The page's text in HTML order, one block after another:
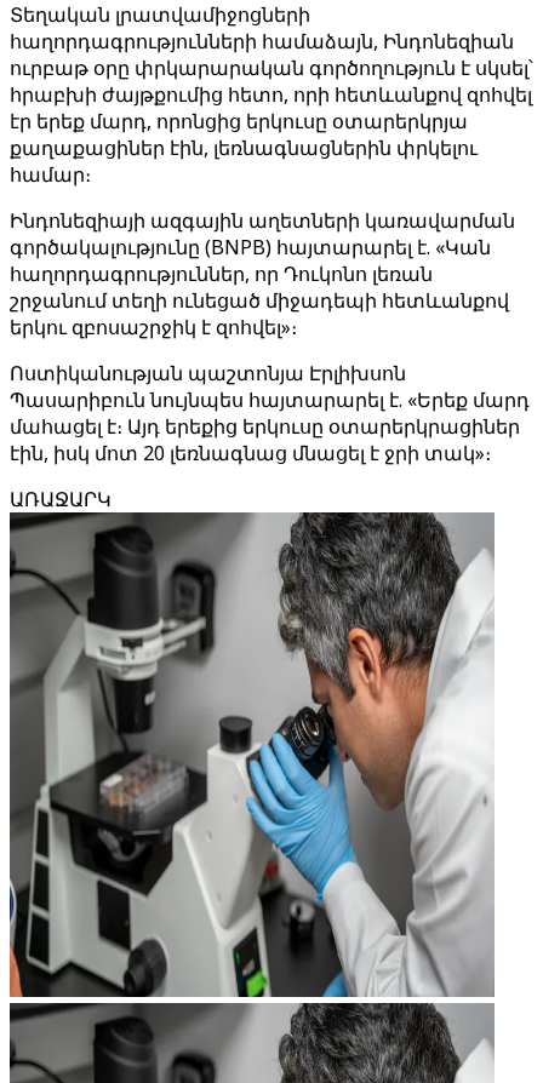
Տեղական լրատվամիջոցների
հաղորդագրությունների համաձայն, Ինդոնեզիան
ուրբաթ օրը փրկարարական գործողություն է սկսել՝
հրաբխի ժայթքումից հետո, որի հետևանքով զոհվել
էր երեք մարդ, որոնցից երկուսը օտարերկրյա
քաղաքացիներ էին, լեռնագնացներին փրկելու
համար։
Ինդոնեզիայի ազգային աղետների կառավարման
գործակալությունը (BNPB) հայտարարել է. «Կան
հաղորդագրություններ, որ Դուկոնո լեռան
շրջանում տեղի ունեցած միջադեպի հետևանքով
երկու զբոսաշրջիկ է զոհվել»։
Ոստիկանության պաշտոնյա Էրլիխսոն
Պասարիբուն նույնպես հայտարարել է. «Երեք մարդ
մահացել է։ Այդ երեքից երկուսը օտարերկրացիներ
էին, իսկ մոտ 20 լեռնագնաց մնացել է ջրի տակ»։
ԱՌԱՋԱՐԿ